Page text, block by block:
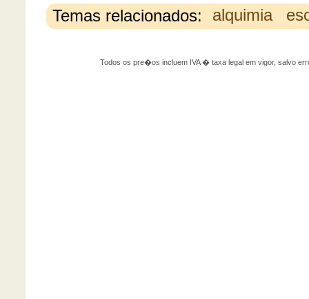
Temas relacionados: alquimia
Todos os pre�os incluem IVA � taxa legal em vigor, salvo